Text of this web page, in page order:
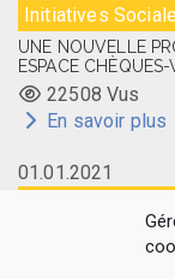
Initiatives
UNE NOUVELLE
ESPACE
22508 Vus
En savoir plus
01.01.2021
LA CARTE